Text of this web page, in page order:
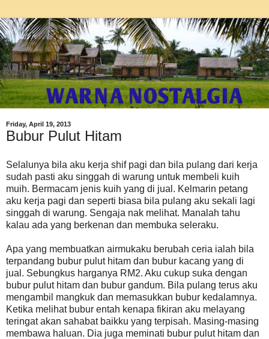
Friday, April 19, 2013
Bubur Pulut Hitam
Selalunya bila aku kerja shif pagi dan bila pulang dari kerja
sudah pasti aku singgah di warung untuk membeli kuih
muih. Bermacam jenis kuih yang di jual. Kelmarin petang
aku kerja pagi dan seperti biasa bila pulang aku sekali lagi
singgah di warung. Sengaja nak melihat. Manalah tahu
kalau ada yang berkenan dan membuka seleraku.
Apa yang membuatkan airmukaku berubah ceria ialah bila
terpandang bubur pulut hitam dan bubur kacang yang di
jual. Sebungkus harganya RM2. Aku cukup suka dengan
bubur pulut hitam dan bubur gandum. Bila pulang terus aku
mengambil mangkuk dan memasukkan bubur kedalamnya.
Ketika melihat bubur entah kenapa fikiran aku melayang
teringat akan sahabat baikku yang terpisah. Masing-masing
membawa haluan. Dia juga meminati bubur pulut hitam dan